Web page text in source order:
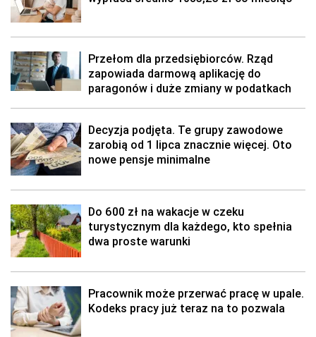
Przełom dla przedsiębiorców. Rząd
zapowiada darmową aplikację do
paragonów i duże zmiany w podatkach
Decyzja podjęta. Te grupy zawodowe
zarobią od 1 lipca znacznie więcej. Oto
nowe pensje minimalne
Do 600 zł na wakacje w czeku
turystycznym dla każdego, kto spełnia
dwa proste warunki
Pracownik może przerwać pracę w upale.
Kodeks pracy już teraz na to pozwala